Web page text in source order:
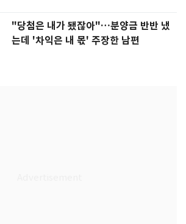
"당첨은 내가 됐잖아"…분양금 반반 냈
는데 '차익은 내 몫' 주장한 남편